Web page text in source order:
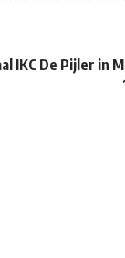
IKC De Pijler in